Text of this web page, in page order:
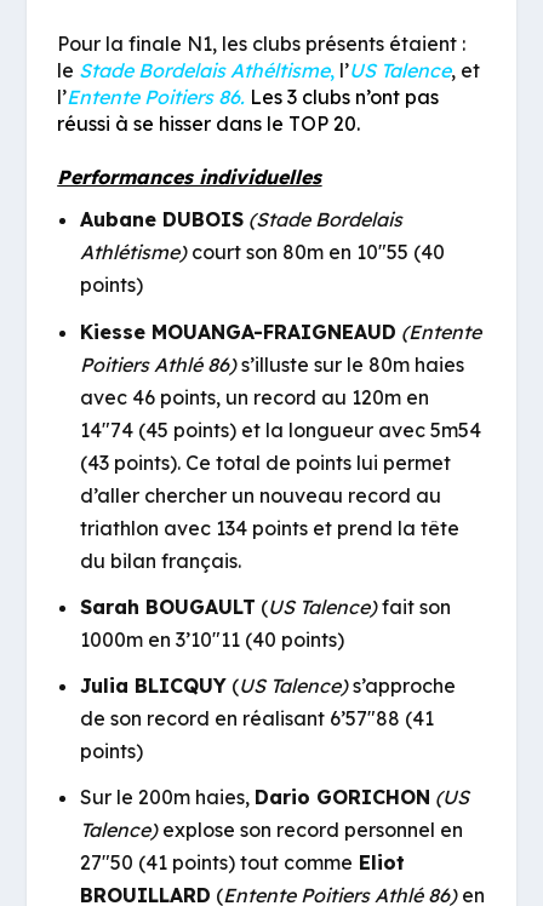
Pour la finale N1, les clubs présents étaient :
le Stade Bordelais Athéltisme, l’US Talence, et
l’Entente Poitiers 86. Les 3 clubs n’ont pas
réussi à se hisser dans le TOP 20.
Performances individuelles
Aubane DUBOIS(Stade Bordelais
Athlétisme)court son 80m en 10″55 (40
points)
Kiesse MOUANGA-FRAIGNEAUD (Entente
Poitiers Athlé 86)s’illuste sur le 80m haies
avec 46 points, un record au 120m en
14″74 (45 points) et la longueur avec 5m54
(43 points). Ce total de points lui permet
d’aller chercher un nouveau record au
triathlon avec 134 points et prend la tête
du bilan français.
Sarah BOUGAULT (US Talence)fait son
1000m en 3’10″11 (40 points)
Julia BLICQUY(US Talence)s’approche
de son record en réalisant 6’57″88 (41
points)
Sur le 200m haies, Dario GORICHON (US
Talence)explose son record personnel en
27″50 (41 points) tout comme Eliot
BROUILLARD (Entente Poitiers Athlé 86)en